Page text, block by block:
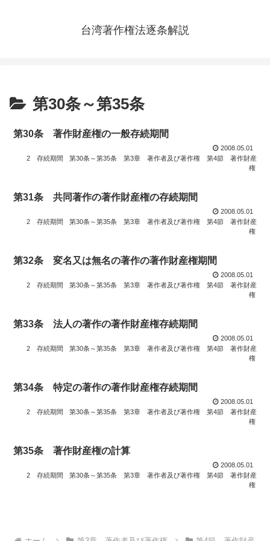
台湾著作権法逐条解説
第30条～第35条
第30条 著作財産権の一般存続期間
2008.05.01
2 存続期間
第30条～第35条 第3章 著作者及び著作権
第4節 著作財産
権
第31条 共同著作の著作財産権の存続期間
2008.05.01
2 存続期間
第30条～第35条 第3章 著作者及び著作権
第4節 著作財産
権
第32条 変名又は無名の著作の著作財産権期間
2008.05.01
2 存続期間
第30条～第35条 第3章 著作者及び著作権
第4節 著作財産
権
第33条 法人の著作の著作財産権存続期間
2008.05.01
2 存続期間
第30条～第35条 第3章 著作者及び著作権
第4節 著作財産
権
第34条 特定の著作の著作財産権存続期間
2008.05.01
2 存続期間
第30条～第35条 第3章 著作者及び著作権
第4節 著作財産
権
第35条 著作財産権の計算
2008.05.01
2 存続期間
第30条～第35条 第3章 著作者及び著作権
第4節 著作財産
権